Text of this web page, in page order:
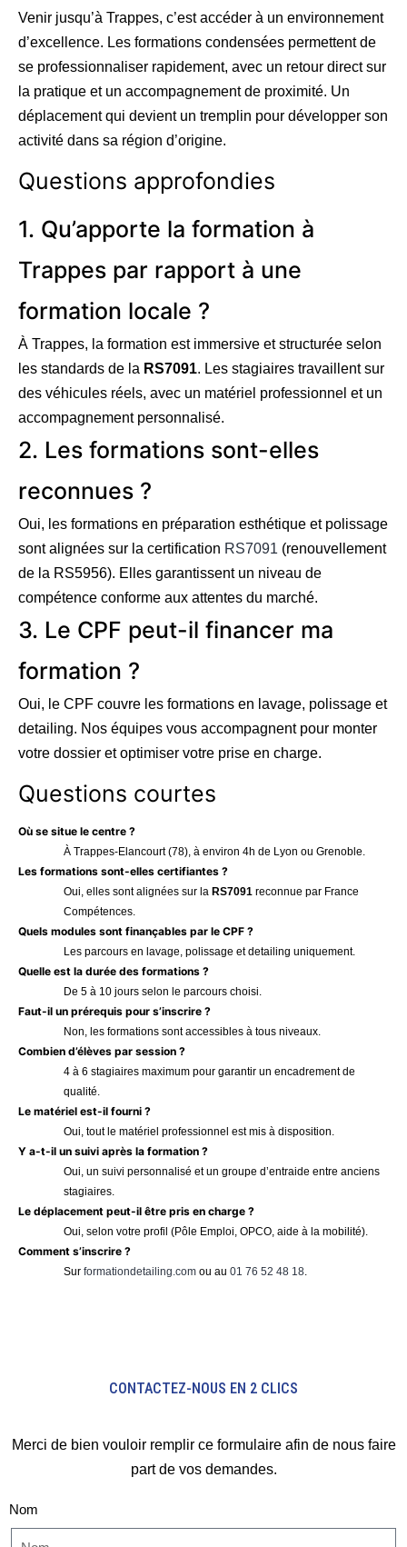
Venir jusqu’à Trappes, c’est accéder à un environnement
d’excellence. Les formations condensées permettent de
se professionnaliser rapidement, avec un retour direct sur
la pratique et un accompagnement de proximité. Un
déplacement qui devient un tremplin pour développer son
activité dans sa région d’origine.
Questions approfondies
1. Qu’apporte la formation à
Trappes par rapport à une
formation locale ?
À Trappes, la formation est immersive et structurée selon
les standards de la RS7091. Les stagiaires travaillent sur
des véhicules réels, avec un matériel professionnel et un
accompagnement personnalisé.
2. Les formations sont-elles
reconnues ?
Oui, les formations en préparation esthétique et polissage
sont alignées sur la certification RS7091 (renouvellement
de la RS5956). Elles garantissent un niveau de
compétence conforme aux attentes du marché.
3. Le CPF peut-il financer ma
formation ?
Oui, le CPF couvre les formations en lavage, polissage et
detailing. Nos équipes vous accompagnent pour monter
votre dossier et optimiser votre prise en charge.
Questions courtes
Où se situe le centre ?
À Trappes-Elancourt (78), à environ 4h de Lyon ou Grenoble.
Les formations sont-elles certifiantes ?
Oui, elles sont alignées sur la RS7091 reconnue par France
Compétences.
Quels modules sont finançables par le CPF ?
Les parcours en lavage, polissage et detailing uniquement.
Quelle est la durée des formations ?
De 5 à 10 jours selon le parcours choisi.
Faut-il un prérequis pour s’inscrire ?
Non, les formations sont accessibles à tous niveaux.
Combien d’élèves par session ?
4 à 6 stagiaires maximum pour garantir un encadrement de
qualité.
Le matériel est-il fourni ?
Oui, tout le matériel professionnel est mis à disposition.
Y a-t-il un suivi après la formation ?
Oui, un suivi personnalisé et un groupe d’entraide entre anciens
stagiaires.
Le déplacement peut-il être pris en charge ?
Oui, selon votre profil (Pôle Emploi, OPCO, aide à la mobilité).
Comment s’inscrire ?
Sur formationdetailing.com ou au 01 76 52 48 18.
CONTACTEZ-NOUS EN 2 CLICS
Merci de bien vouloir remplir ce formulaire afin de nous faire
part de vos demandes.
Nom